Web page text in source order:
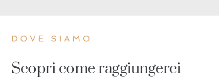
DOVE SIAMO
Scopri come raggiungerci